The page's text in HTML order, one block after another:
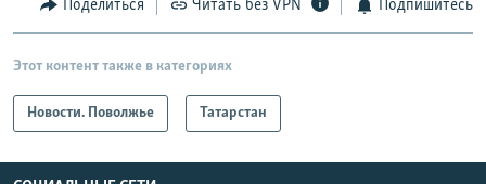
Поделиться Читать без VPN Подпишитесь
Этот контент также в категориях
Новости. Поволжье Татарстан